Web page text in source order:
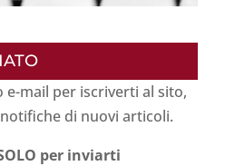
mail per iscriverti al sito,
di nuovi articoli.
per inviarti